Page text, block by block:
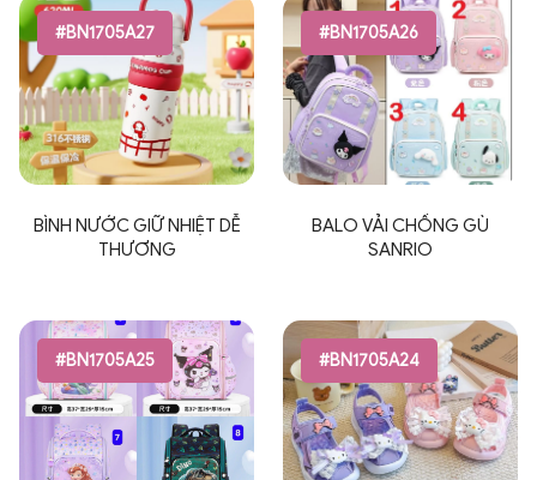
#BN1705A27
BÌNH NƯỚC GIỮ NHIỆT DỄ
THƯƠNG
#BN1705A26
BALO VẢI CHỐNG GÙ
SANRIO
#BN1705A25 #BN1705A24